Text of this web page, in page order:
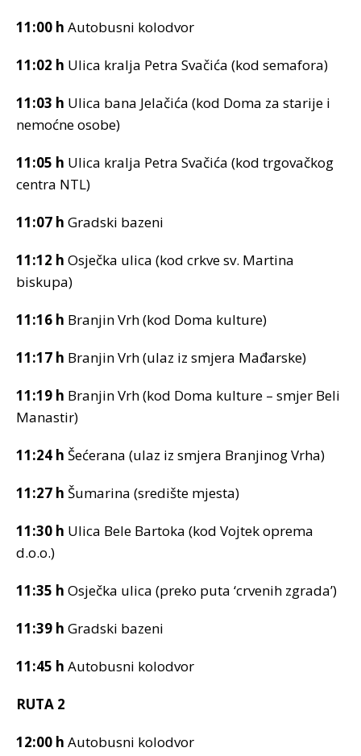
11:00 h Autobusni kolodvor
11:02 h Ulica kralja Petra Svačića (kod semafora)
11:03 h Ulica bana Jelačića (kod Doma za starije i
nemoćne osobe)
11:05 h Ulica kralja Petra Svačića (kod trgovačkog
centra NTL)
11:07 h Gradski bazeni
11:12 h Osječka ulica (kod crkve sv. Martina
biskupa)
11:16 h Branjin Vrh (kod Doma kulture)
11:17 h Branjin Vrh (ulaz iz smjera Mađarske)
11:19 h Branjin Vrh (kod Doma kulture – smjer Beli
Manastir)
11:24 h Šećerana (ulaz iz smjera Branjinog Vrha)
11:27 h Šumarina (središte mjesta)
11:30 h Ulica Bele Bartoka (kod Vojtek oprema
d.o.o.)
11:35 h Osječka ulica (preko puta ‘crvenih zgrada’)
11:39 h Gradski bazeni
11:45 h Autobusni kolodvor
RUTA 2
12:00 h Autobusni kolodvor